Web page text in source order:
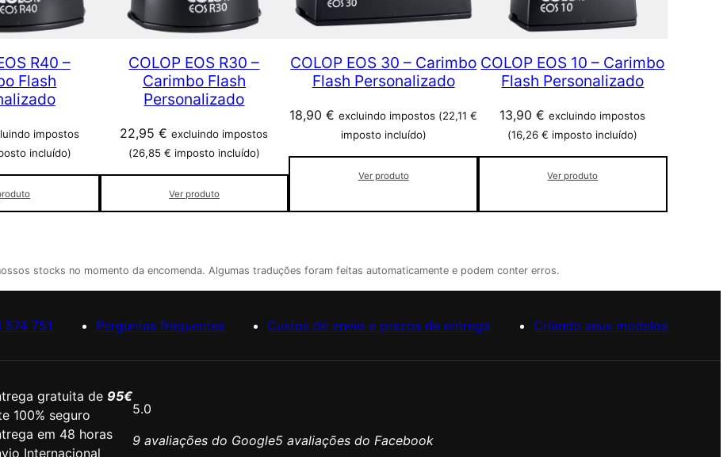
R40 –
Flash
impostos
incluído)
COLOP EOS R30 –
Carimbo Flash
Personalizado
22,95€ excluindo impostos
(26,85 € imposto incluído)
Ver produto
COLOP EOS 30 – Carimbo
Flash Personalizado
18,90€ excluindo impostos (22,11€
imposto incluído)
Ver produto
COLOP EOS 10 – Carimbo
Flash Personalizado
13,90€ excluindo impostos
(16,26€ imposto incluído)
Ver produto
stocks no momento da encomenda. Algumas traduções foram feitas automaticamente e podem conter erros.
574 751 Perguntas frequentes Custos de envio e prazos de entrega Criando seus modelos
gratuita de 95€
100% seguro
em 48 horas
Internacional
5.0
9 avaliações do Google5 avaliações do Facebook